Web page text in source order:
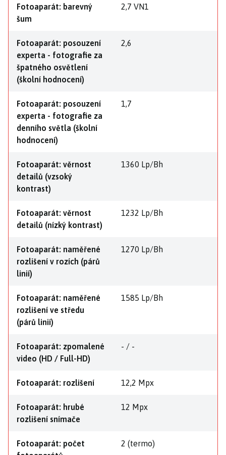
Fotoaparát: barevný
šum
2,7 VN1
Fotoaparát: posouzení
experta - fotografie za
špatného osvětlení
(školní hodnocení)
2,6
Fotoaparát: posouzení
experta - fotografie za
denního světla (školní
hodnocení)
1,7
Fotoaparát: věrnost
detailů (vzsoký
kontrast)
1360 Lp/Bh
Fotoaparát: věrnost
detailů (nízký kontrast)
1232 Lp/Bh
Fotoaparát: naměřené
rozlišení v rozích (párů
linií)
1270 Lp/Bh
Fotoaparát: naměřené
rozlišení ve středu
(párů linií)
1585 Lp/Bh
Fotoaparát: zpomalené
video (HD / Full-HD)
- / -
Fotoaparát: rozlišení 12,2 Mpx
Fotoaparát: hrubé
rozlišení snímače
12 Mpx
Fotoaparát: počet
2 (termo)